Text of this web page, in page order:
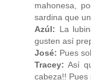
mahonesa,
sardina que
Azúl: La
gusten así
José: Pues
Tracey: Así
cabeza!! Pues